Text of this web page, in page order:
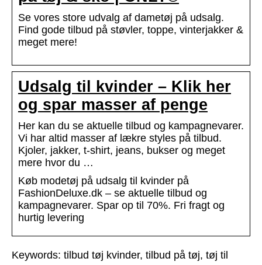
Se vores store udvalg af dametøj på udsalg.
Find gode tilbud på støvler, toppe, vinterjakker &
meget mere!
Udsalg til kvinder – Klik her
og spar masser af penge
Her kan du se aktuelle tilbud og kampagnevarer.
Vi har altid masser af lækre styles på tilbud.
Kjoler, jakker, t-shirt, jeans, bukser og meget
mere hvor du …
Køb modetøj på udsalg til kvinder på
FashionDeluxe.dk – se aktuelle tilbud og
kampagnevarer. Spar op til 70%. Fri fragt og
hurtig levering
Keywords: tilbud tøj kvinder, tilbud på tøj, tøj til